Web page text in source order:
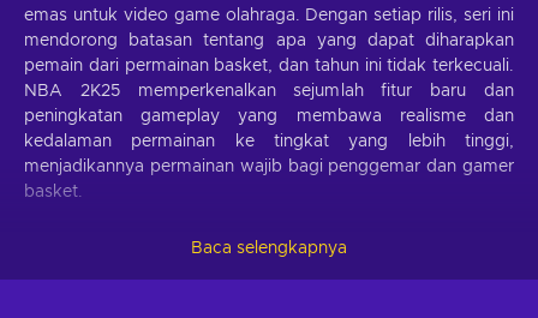
emas untuk video game olahraga. Dengan setiap rilis, seri ini
mendorong batasan tentang apa yang dapat diharapkan
pemain dari permainan basket, dan tahun ini tidak terkecuali.
NBA 2K25 memperkenalkan sejumlah fitur baru dan
peningkatan gameplay yang membawa realisme dan
kedalaman permainan ke tingkat yang lebih tinggi,
menjadikannya permainan wajib bagi penggemar dan gamer
basket.
NBA 2K25: Kunci Menjadi Bintang NBA
Baik kamu ingin mendominasi di MyCareer, mengelola tim
Baca selengkapnya